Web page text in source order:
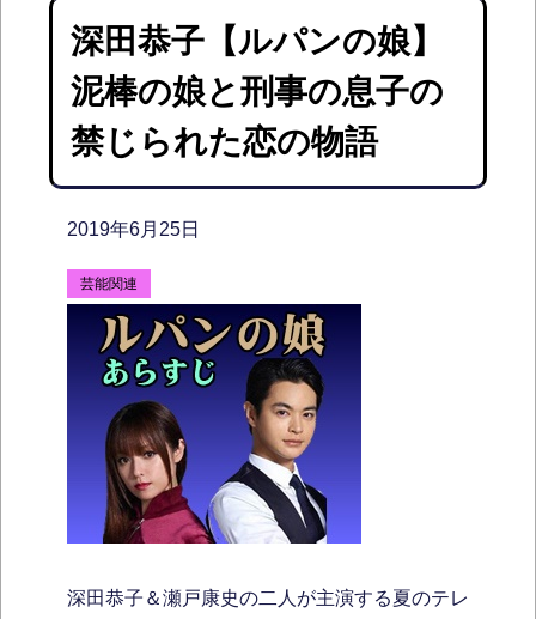
深田恭子【ルパンの娘】
泥棒の娘と刑事の息子の
禁じられた恋の物語
2019年6月25日
芸能関連
深田恭子＆瀬戸康史の二人が主演する夏のテレ